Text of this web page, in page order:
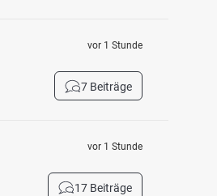
vor 1 Stunde
7 Beiträge
vor 1 Stunde
17 Beiträge